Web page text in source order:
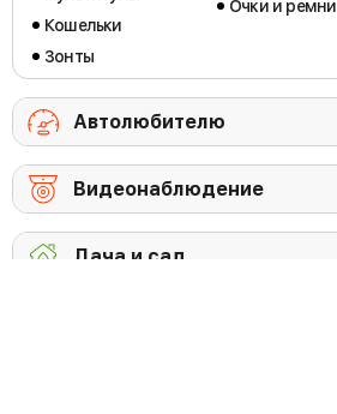
Кошельки
Зонты
Очки и ремни
Автолюбителю
Видеонаблюдение
Дача и сад